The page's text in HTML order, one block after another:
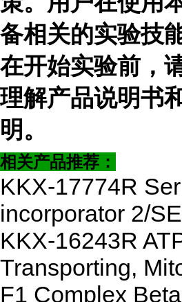
备相关的实验技
在开始实验前，
理解产品说明书
明。
相关产品推荐：
KKX-17774R
incorporator 2/
KKX-16243R
Transporting,
F1 Complex Beta